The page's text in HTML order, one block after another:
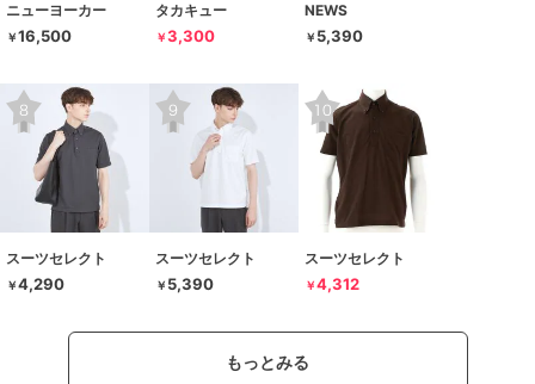
ニューヨーカー
￥16,500
タカキュー
￥3,300
NEWS
￥ 5,390
スーツセレクト
￥4,290
スーツセレクト
￥ 5,390
スーツセレクト
￥4,312
もっとみる